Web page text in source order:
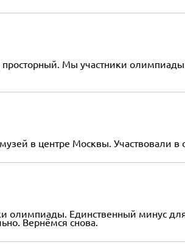
Мы участники
в центре Москвы. Участвовали в
Единственный минус
Вернёмся снова.